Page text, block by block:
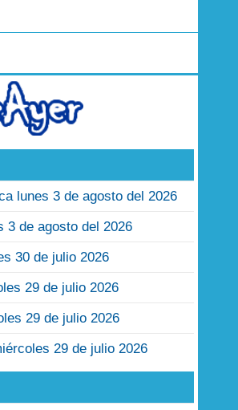
lunes 3 de agosto del 2026
3 de agosto del 2026
30 de julio 2026
29 de julio 2026
29 de julio 2026
29 de julio 2026